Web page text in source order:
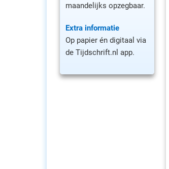
maandelijks opzegbaar.
Extra informatie
Op papier én digitaal via
de Tijdschrift.nl app.